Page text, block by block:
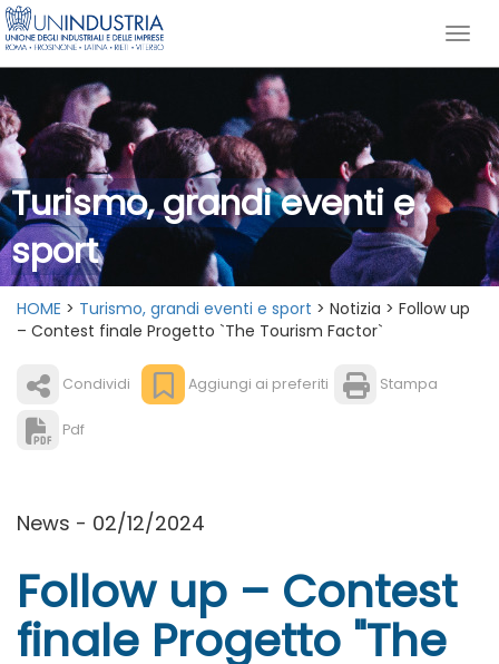
Turismo, grandi eventi e
sport
HOME > Turismo, grandi eventi e sport > Notizia > Follow up
– Contest finale Progetto `The Tourism Factor`
Condividi Aggiungi ai preferiti Stampa
Pdf
News - 02/12/2024
Follow up – Contest
finale Progetto "The